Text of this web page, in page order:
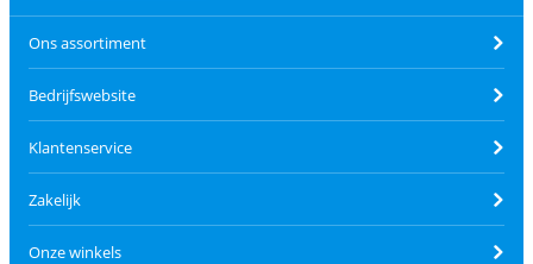
Ons assortiment
Bedrijfswebsite
Klantenservice
Zakelijk
Onze winkels